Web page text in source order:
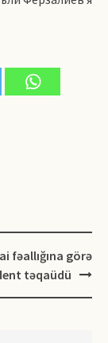
fəallığına görə
təqaüdü